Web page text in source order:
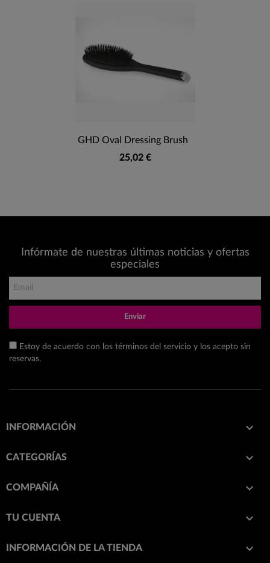
GHD Oval Dressing Brush
25,02 €
Infórmate de nuestras últimas noticias y ofertas
especiales
Enviar
Estoy de acuerdo con los términos del servicio y los acepto sin
reservas.
INFORMACIÓN 
CATEGORÍAS 
COMPAÑÍA 
TU CUENTA 
INFORMACIÓN DE LA TIENDA keyboard_arrow_down